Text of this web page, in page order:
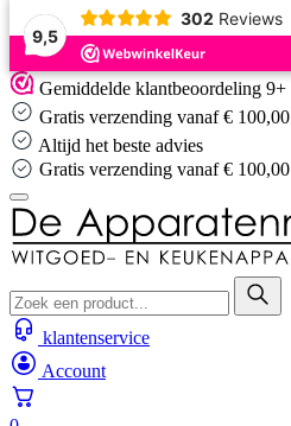
9,5
302 Reviews
Skip
to
content
Gemiddelde klantbeoordeling 9+
Gratis verzending vanaf € 100,00
Altijd het beste advies
Gratis verzending vanaf € 100,00
klantenservice
Account